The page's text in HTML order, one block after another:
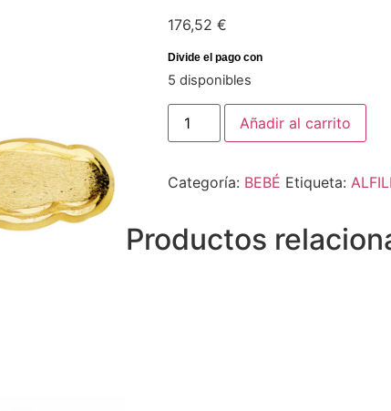
176,52 €
5 disponibles
Añadir al carrito
Categoría: BEBÉ Etiqueta:
Productos